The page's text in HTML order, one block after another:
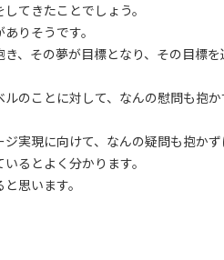
てきたことでしょう。
りそうです。
、その夢が目標となり、その目標
のことに対して、なんの慰問も抱
実現に向けて、なんの疑問も抱かず
るとよく分かります。
思います。